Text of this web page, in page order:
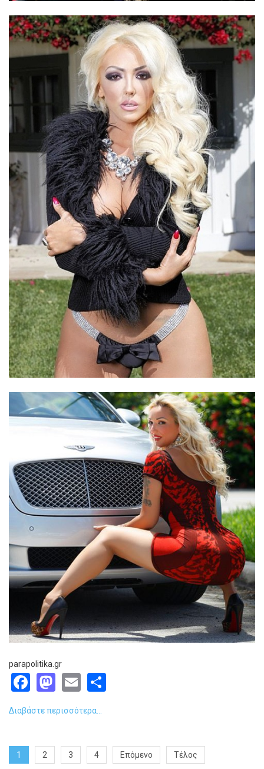
parapolitika.gr
Facebook
Mastodon
Email
Διαβάστε περισσότερα...
1 2 3 4 Επόμενο Τέλος